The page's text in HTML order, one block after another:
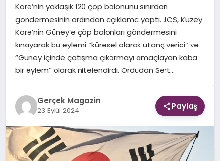
EKONOMI
DÜNYA
Kore’nin yaklaşık 120 çöp balonunu sınırdan
göndermesinin ardından açıklama yaptı. JCS, Kuzey
Kore’nin Güney’e çöp balonları göndermesini
kınayarak bu eylemi “küresel olarak utanç verici” ve
“Güney içinde çatışma çıkarmayı amaçlayan kaba
bir eylem” olarak nitelendirdi. Ordudan Sert…
Gerçek Magazin
23 Eylül 2024 Paylaş